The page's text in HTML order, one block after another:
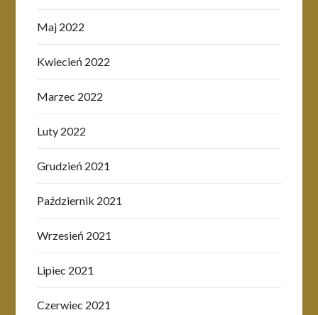
Maj 2022
Kwiecień 2022
Marzec 2022
Luty 2022
Grudzień 2021
Październik 2021
Wrzesień 2021
Lipiec 2021
Czerwiec 2021